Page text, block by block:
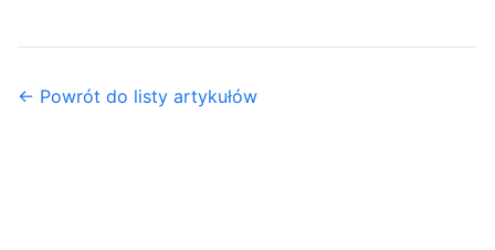
← Powrót do listy artykułów